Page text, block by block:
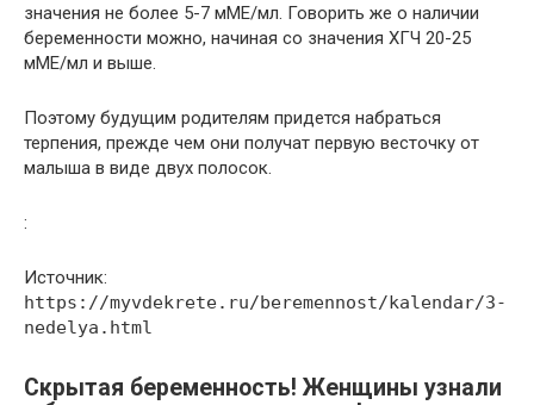
значения не более 5-7 мМЕ/мл. Говорить же о наличии
беременности можно, начиная со значения ХГЧ 20-25
мМЕ/мл и выше.
Поэтому будущим родителям придется набраться
терпения, прежде чем они получат первую весточку от
малыша в виде двух полосок.
:
Источник:
https://myvdekrete.ru/beremennost/kalendar/3-
nedelya.html
Скрытая беременность! Женщины узнали